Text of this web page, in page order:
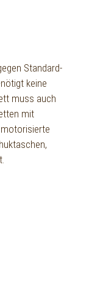
Standard-
keine
muss auch
mit